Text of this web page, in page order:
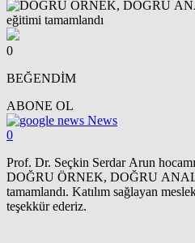
0
BEĞENDİM
ABONE OL
News
0
Prof. Dr. Seçkin Serdar Arun
DOĞRU ÖRNEK, DOĞRU
tamamlandı. Katılım sağlayan
teşekkür ederiz.